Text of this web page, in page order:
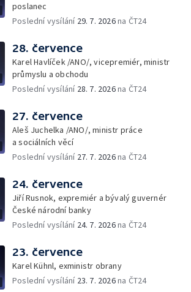
poslanec
Poslední vysílání 29. 7. 2026na ČT24
28. července
Karel Havlíček /ANO/, vicepremiér, ministr
průmyslu a obchodu
Poslední vysílání 28. 7. 2026na ČT24
27. července
Aleš Juchelka /ANO/, ministr práce
a sociálních věcí
Poslední vysílání 27. 7. 2026na ČT24
24. července
Jiří Rusnok, expremiér a bývalý guvernér
České národní banky
Poslední vysílání 24. 7. 2026na ČT24
23. července
Karel Kühnl, exministr obrany
Poslední vysílání 23. 7. 2026na ČT24